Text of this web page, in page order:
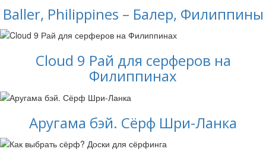
Baller, Philippines – Балер, Филиппины
Cloud 9 Рай для серферов на
Филиппинах
Аругама бэй. Сёрф Шри-Ланка